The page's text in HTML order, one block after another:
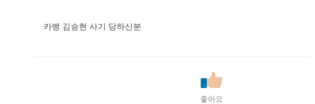
카뱅 김승현 사기 당하신분
좋아요